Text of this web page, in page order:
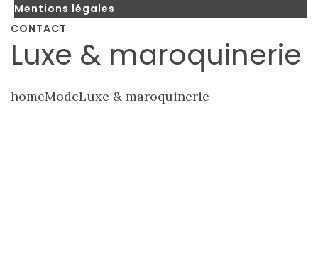
Mentions légales
CONTACT
Luxe & maroquinerie
homeModeLuxe & maroquinerie